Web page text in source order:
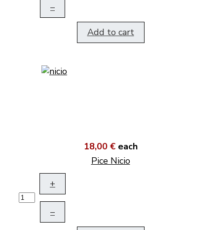
–
Add to cart
18,00 € each
Pice Nicio
+
–